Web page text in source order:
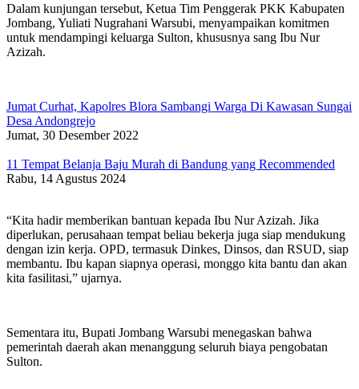
Dalam kunjungan tersebut, Ketua Tim Penggerak PKK Kabupaten
Jombang, Yuliati Nugrahani Warsubi, menyampaikan komitmen
untuk mendampingi keluarga Sulton, khususnya sang Ibu Nur
Azizah.
Jumat Curhat, Kapolres Blora Sambangi Warga Di Kawasan Sungai
Desa Andongrejo
Jumat, 30 Desember 2022
11 Tempat Belanja Baju Murah di Bandung yang Recommended
Rabu, 14 Agustus 2024
“Kita hadir memberikan bantuan kepada Ibu Nur Azizah. Jika
diperlukan, perusahaan tempat beliau bekerja juga siap mendukung
dengan izin kerja. OPD, termasuk Dinkes, Dinsos, dan RSUD, siap
membantu. Ibu kapan siapnya operasi, monggo kita bantu dan akan
kita fasilitasi,” ujarnya.
Sementara itu, Bupati Jombang Warsubi menegaskan bahwa
pemerintah daerah akan menanggung seluruh biaya pengobatan
Sulton.